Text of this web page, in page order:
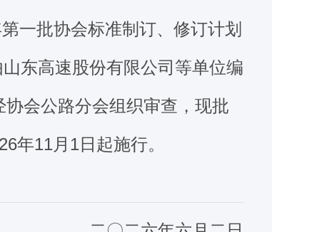
一批协会标准制订、修订计划
东高速股份有限公司等单位编
会公路分会组织审查，现批
年11月1日起施行。